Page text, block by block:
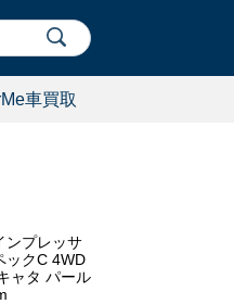
車買取
ンプレッサ
ックC 4WD
ャタ パール